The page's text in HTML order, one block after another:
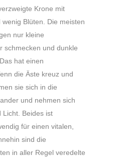
Krone mit
Blüten. Die meisten
nur kleine
schmecken und dunkle
hat einen
die Äste kreuz und
sie sich in die
und nehmen sich
Licht. Beides ist
für einen vitalen,
sind die
in aller Regel veredelte